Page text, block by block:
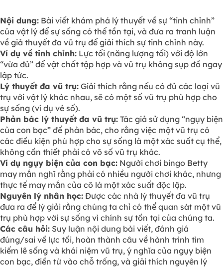
Nội dung: Bài viết khám phá lý thuyết về sự “tinh chỉnh”
của vật lý để sự sống có thể tồn tại, và đưa ra tranh luận
về giả thuyết đa vũ trụ để giải thích sự tinh chỉnh này.
Ví dụ về tinh chỉnh: Lực tối (năng lượng tối) với độ lớn
“vừa đủ” để vật chất tập hợp và vũ trụ không sụp đổ ngay
lập tức.
Lý thuyết đa vũ trụ: Giải thích rằng nếu có đủ các loại vũ
trụ với vật lý khác nhau, sẽ có một số vũ trụ phù hợp cho
sự sống (ví dụ vé số).
Phản bác lý thuyết đa vũ trụ: Tác giả sử dụng “ngụy biện
của con bạc” để phản bác, cho rằng việc một vũ trụ có
các điều kiện phù hợp cho sự sống là một xác suất cụ thể,
không cần thiết phải có vô số vũ trụ khác.
Ví dụ ngụy biện của con bạc: Người chơi bingo Betty
may mắn nghĩ rằng phải có nhiều người chơi khác, nhưng
thực tế may mắn của cô là một xác suất độc lập.
Nguyên lý nhân học: Được các nhà lý thuyết đa vũ trụ
đưa ra để lý giải rằng chúng ta chỉ có thể quan sát một vũ
trụ phù hợp với sự sống vì chính sự tồn tại của chúng ta.
Các câu hỏi: Suy luận nội dung bài viết, đánh giá
đúng/sai về lực tối, hoàn thành câu về hành trình tìm
kiếm lẽ sống và khái niệm vũ trụ, ý nghĩa của ngụy biện
con bạc, điền từ vào chỗ trống, và giải thích nguyên lý